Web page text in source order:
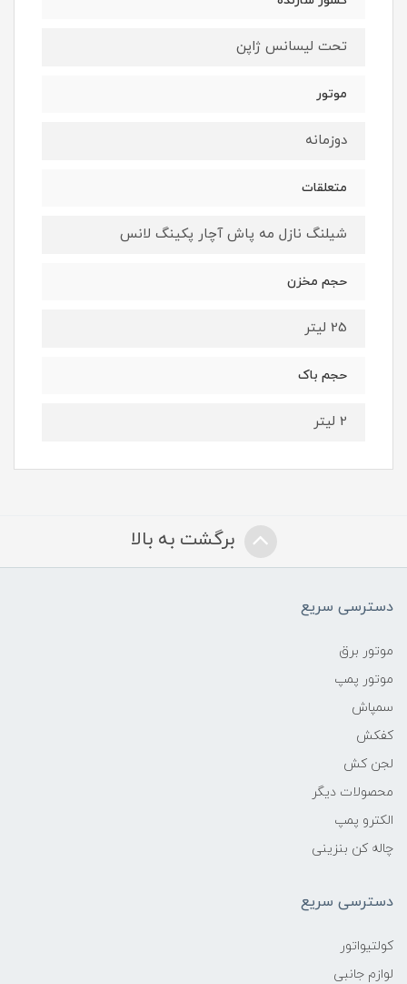
تحت لیسانس ژاپن
موتور
دوزمانه
متعلقات
شیلنگ نازل مه پاش آچار پکینگ لانس
حجم مخزن
25 لیتر
حجم باک
2 لیتر
برگشت به بالا
دسترسی سریع
موتور برق
موتور پمپ
سمپاش
کفکش
لجن کش
محصولات دیگر
الکترو پمپ
چاله کن بنزینی
دسترسی سریع
کولتیواتور
لوازم جانبی